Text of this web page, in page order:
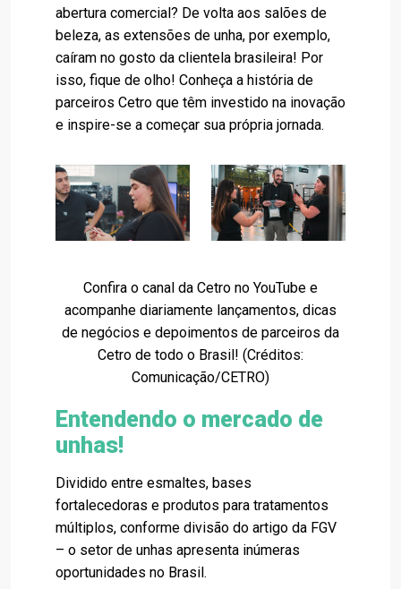
abertura comercial? De volta aos salões de
beleza, as extensões de unha, por exemplo,
caíram no gosto da clientela brasileira! Por
isso, fique de olho! Conheça a história de
parceiros Cetro que têm investido na inovação
e inspire-se a começar sua própria jornada.
Confira o canal da Cetro no YouTube e
acompanhe diariamente lançamentos, dicas
de negócios e depoimentos de parceiros da
Cetro de todo o Brasil! (Créditos:
Comunicação/CETRO)
Entendendo o mercado de
unhas!
Dividido entre esmaltes, bases
fortalecedoras e produtos para tratamentos
múltiplos, conforme divisão do artigo da FGV
– o setor de unhas apresenta inúmeras
oportunidades no Brasil.